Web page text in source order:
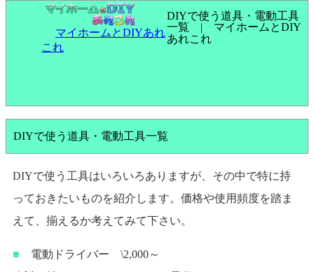
マイホームとDIYあれ
これ
DIYで使う道具・電動工具
一覧 | マイホームとDIY
あれこれ
DIYで使う道具・電動工具一覧
DIYで使う工具はいろいろありますが、その中で特に持
っておきたいものを紹介します。価格や使用頻度を踏ま
えて、揃えるか考えてみて下さい。
■ 電動ドライバー \2,000～